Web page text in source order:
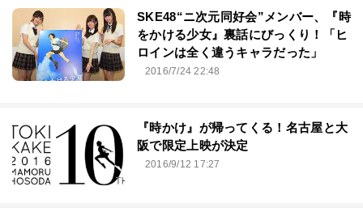
SKE48“ニ次元同好会”メンバー、『時
をかける少女』裏話にびっくり！「ヒ
ロインは全く違うキャラだった」
2016/7/24 22:48
『時かけ』が帰ってくる！名古屋と大
阪で限定上映が決定
2016/9/12 17:27